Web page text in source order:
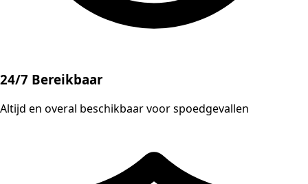
24/7 Bereikbaar
Altijd en overal beschikbaar voor spoedgevallen